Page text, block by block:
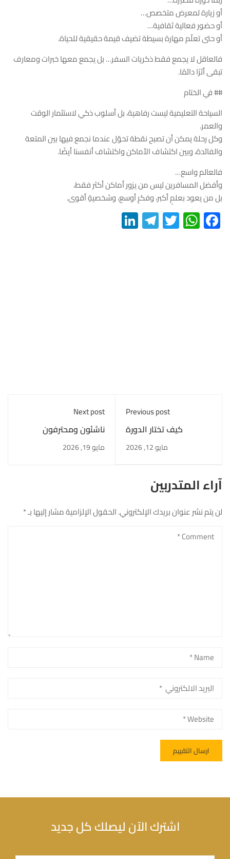
أو زيارة لمعرض متخصص…
أو حضور فعالية ثقافية…
أو حتى تعلّم مهارة بسيطة تضيف قيمة حقيقية للحياة.
فالعاقل لا يجمع فقط ذكريات السفر… بل يجمع معها خبرات ومعارف
تبقى أثرًا دائمًا.
## في الختام
السياحة التعليمية ليست رفاهية، بل أسلوب ذكي لاستثمار الوقت
والعمر.
وكل رحلة يمكن أن تصبح نقطة تحوّل عندما نجمع فيها بين المتعة
والفائدة، وبين اكتشاف الأماكن واكتشاف أنفسنا أيضًا.
فالعالم واسع…
وأفضل المسافرين ليس من يزور أماكن أكثر فقط،
بل من يعود بعلمٍ أكبر، وفكرٍ أوسع، وشخصيةٍ أقوى.
Facebook
WhatsApp
Twitter
Telegram
Previous post
كيف تختار الدورة
التدريبية المناسبة لك في
2026؟ دليل عملي لاتخاذ
مايو 12, 2026
Next post
ناشئون ومحترفون
مايو 19, 2026
آراء المتدربين
لن يتم نشر عنوان بريدك الإلكتروني.الحقول الإلزامية مشار إليها بـ*
اشترك الآن ليصلك كل جديد